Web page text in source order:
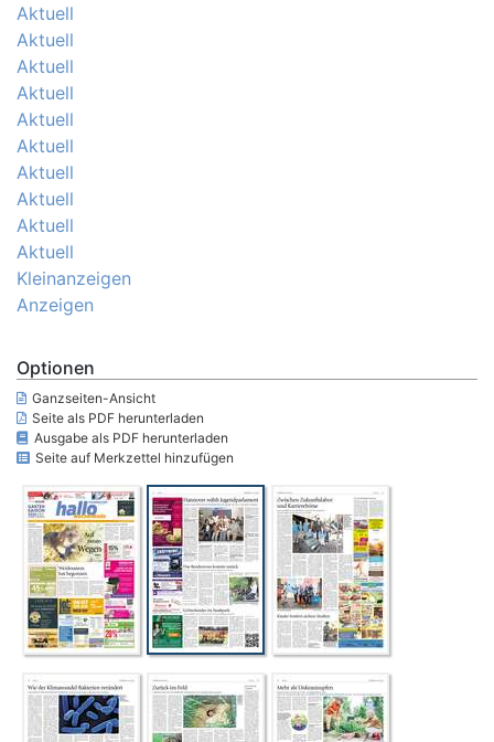
Aktuell
Aktuell
Aktuell
Aktuell
Aktuell
Aktuell
Aktuell
Aktuell
Aktuell
Aktuell
Kleinanzeigen
Anzeigen
Optionen
Ganzseiten-Ansicht
Seite als PDF herunterladen
Ausgabe als PDF herunterladen
Seite auf Merkzettel hinzufügen